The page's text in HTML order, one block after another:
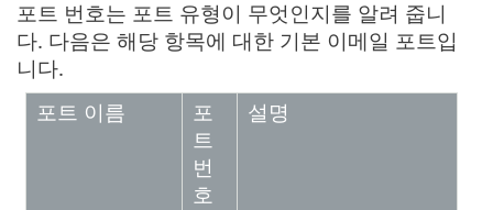
포트 번호는 포트 유형이 무엇인지를 알려 줍니
다. 다음은 해당 항목에 대한 기본 이메일 포트입
니다.
포트 이름
포
트
번
호
설명